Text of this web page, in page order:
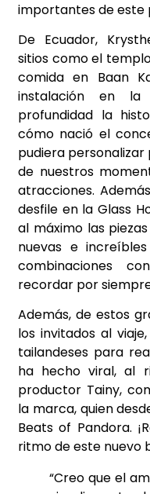
importantes de este
De Ecuador,
sitios como el
comida en Baan
instalación en
profundidad la
cómo nació el
pudiera
de nuestros
atracciones.
desfile en la Glass
al máximo las
nuevas e
combinaciones
recordar por
Además, de estos
los invitados al
tailandeses para
ha hecho viral, al
productor Tainy,
la marca, quien
Beats of Pandora.
ritmo de este nuevo
“Creo que el